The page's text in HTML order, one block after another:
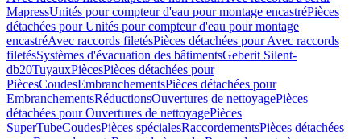
MapressUnités pour compteur d'eau pour montage encastréPièces
détachées pour Unités pour compteur d'eau pour montage
encastréAvec raccords filetésPièces détachées pour Avec raccords
filetésSystèmes d'évacuation des bâtimentsGeberit Silent-
db20TuyauxPiècesPièces détachées pour
PiècesCoudesEmbranchementsPièces détachées pour
EmbranchementsRéductionsOuvertures de nettoyagePièces
détachées pour Ouvertures de nettoyagePièces
SuperTubeCoudesPièces spécialesRaccordementsPièces détachées